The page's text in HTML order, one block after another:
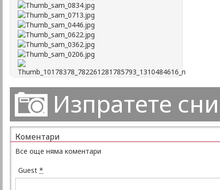
Изпратете
Коментари
Все още няма коментари
Guest *